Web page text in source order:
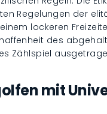
Regelungen der
lockeren
des
Zählspiel
mit